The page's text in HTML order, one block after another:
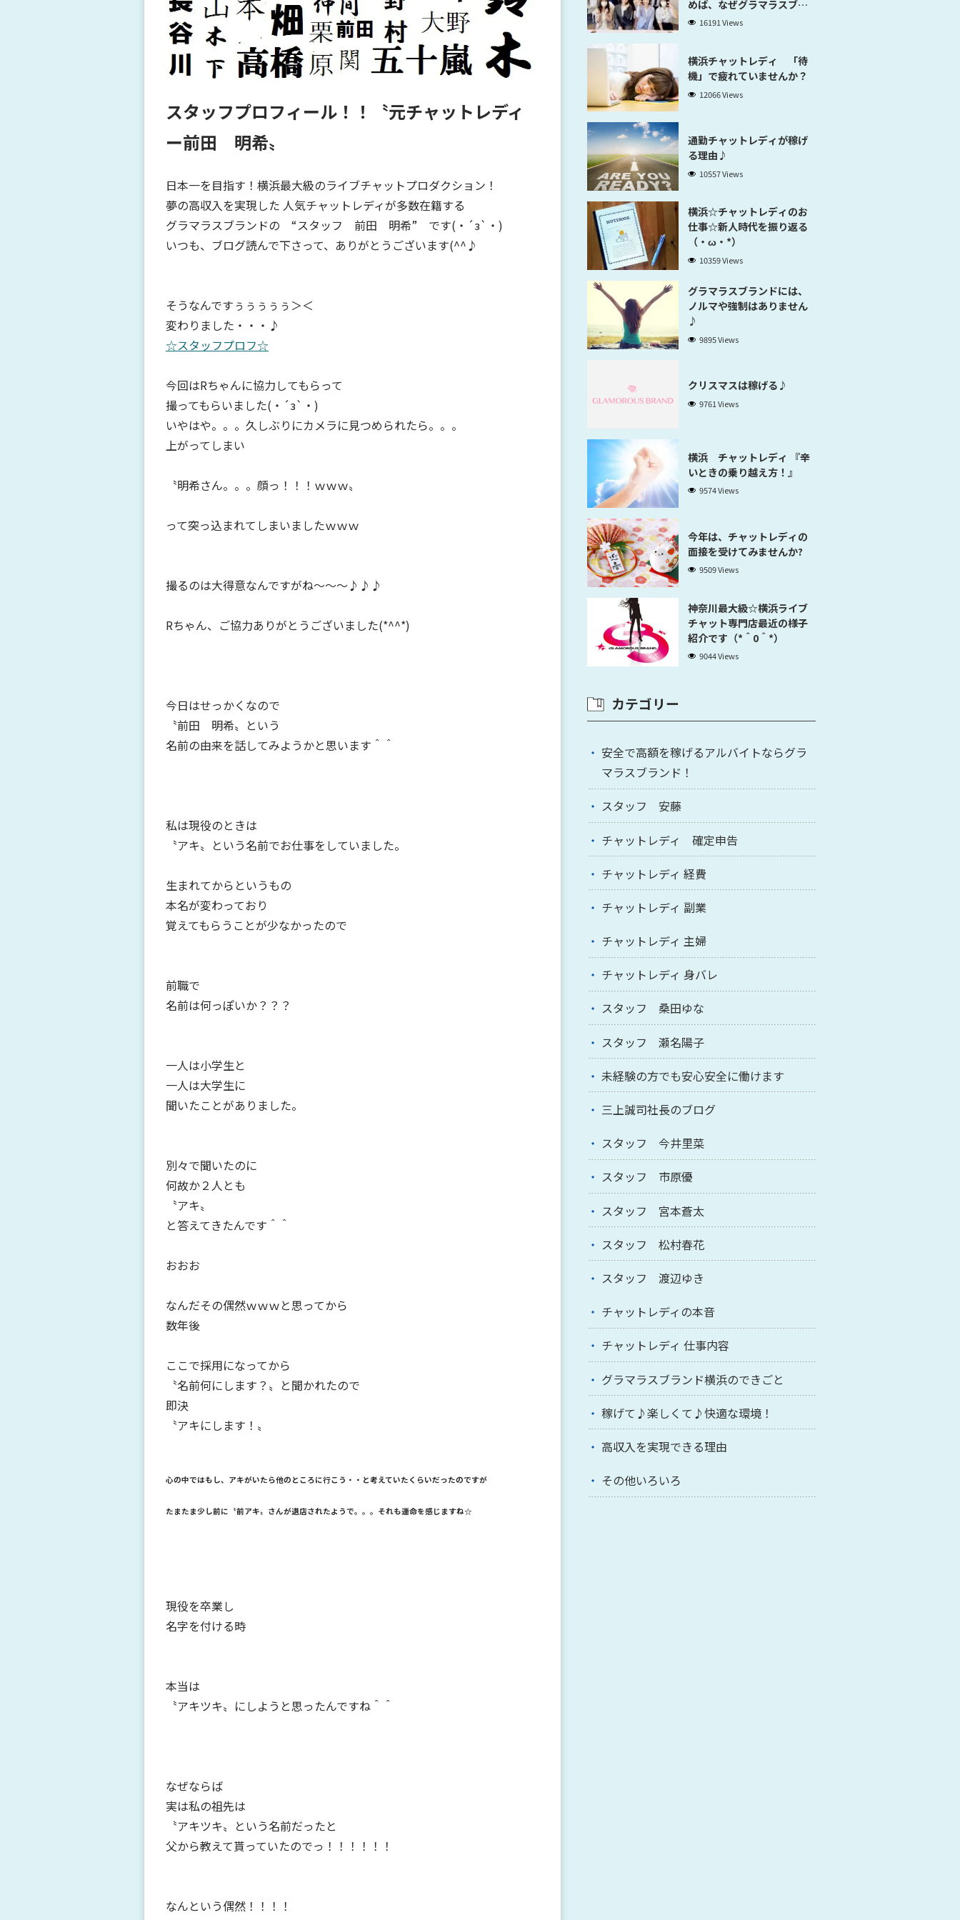
スタッフプロフィール！！〝元チャットレディ
ー前田 明希〟
日本一を目指す！横浜最大級のライブチャットプロダクション！
夢の高収入を実現した 人気チャットレディが多数在籍する
グラマラスブランドの “スタッフ 前田 明希” です(・´з`・)
いつも、ブログ読んで下さって、ありがとうございます(^^♪
そうなんですぅぅぅぅぅ＞＜
変わりました・・・♪
☆スタッフプロフ☆
今回はRちゃんに協力してもらって
撮ってもらいました(・´з`・)
いやはや。。。久しぶりにカメラに見つめられたら。。。
上がってしまい
〝明希さん。。。顔っ！！！ｗｗｗ〟
って突っ込まれてしまいましたｗｗｗ
撮るのは大得意なんですがね～～～♪♪♪
Rちゃん、ご協力ありがとうございました(*^^*)
今日はせっかくなので
〝前田 明希〟という
名前の由来を話してみようかと思います＾＾
私は現役のときは
〝アキ〟という名前でお仕事をしていました。
生まれてからというもの
本名が変わっており
覚えてもらうことが少なかったので
前職で
名前は何っぽいか？？？
一人は小学生と
一人は大学生に
聞いたことがありました。
別々で聞いたのに
何故か２人とも
〝アキ〟
と答えてきたんです＾＾
おおお
なんだその偶然ｗｗｗと思ってから
数年後
ここで採用になってから
〝名前何にします？〟と聞かれたので
即決
〝アキにします！〟
心の中ではもし、アキがいたら他のところに行こう・・と考えていたくらいだったのですが
たまたま少し前に〝前アキ〟さんが退店されたようで。。。それも運命を感じますね☆
現役を卒業し
名字を付ける時
本当は
〝アキツキ〟にしようと思ったんですね＾＾
なぜならば
実は私の祖先は
〝アキツキ〟という名前だったと
父から教えて貰っていたのでっ！！！！！！
なんという偶然！！！！
めば、なぜグラマラスブラ
ンド横浜だと稼げるのかが
16191 Views
横浜チャットレディ 「待
機」で疲れていませんか？
12066 Views
通勤チャットレディが稼げ
る理由♪
10557 Views
横浜☆チャットレディのお
仕事☆新人時代を振り返る
（・ω・*）
10359 Views
グラマラスブランドには、
ノルマや強制はありません
♪
9895 Views
クリスマスは稼げる♪
9761 Views
横浜 チャットレディ 『辛
いときの乗り越え方！』
9574 Views
今年は、チャットレディの
面接を受けてみませんか?
9509 Views
神奈川最大級☆横浜ライブ
チャット専門店最近の様子
紹介です（*＾0＾*）
9044 Views
カテゴリー
安全で高額を稼げるアルバイトならグラ
マラスブランド！
スタッフ 安藤
チャットレディ 確定申告
チャットレディ 経費
チャットレディ 副業
チャットレディ 主婦
チャットレディ 身バレ
スタッフ 桑田ゆな
スタッフ 瀬名陽子
未経験の方でも安心安全に働けます
三上誠司社長のブログ
スタッフ 今井里菜
スタッフ 市原優
スタッフ 宮本蒼太
スタッフ 松村春花
スタッフ 渡辺ゆき
チャットレディの本音
チャットレディ 仕事内容
グラマラスブランド横浜のできごと
稼げて♪楽しくて♪快適な環境！
高収入を実現できる理由
その他いろいろ